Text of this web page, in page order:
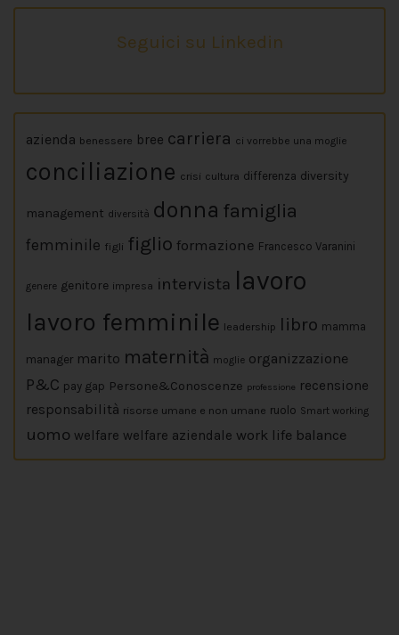
Seguici su Linkedin
azienda benessere bree carriera ci vorrebbe una moglie
conciliazione crisi cultura differenza diversity
management diversità donna famiglia
femminile figli figlio formazione Francesco Varanini
genere genitore impresa intervista lavoro
lavoro femminile leadership libro mamma
manager marito maternità moglie organizzazione
P&C pay gap Persone&Conoscenze professione recensione
responsabilità risorse umane e non umane ruolo Smart working
uomo welfare welfare aziendale work life balance